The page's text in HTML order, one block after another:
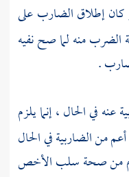
كان إطلاق الضارب على
منه لما صح نفيه
.
في الحال ، إنما يلزم
من الضاربية في الحال
من صحة سلب الأخص